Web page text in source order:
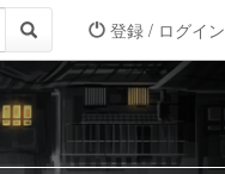
登録 / ログイン